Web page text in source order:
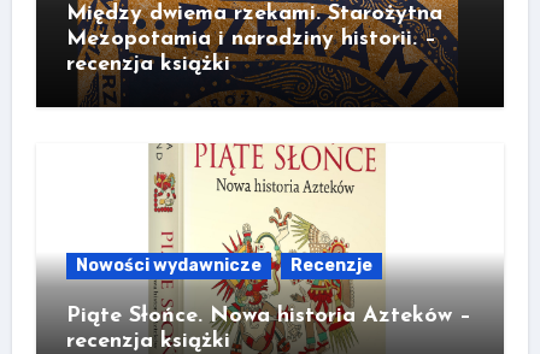
Między dwiema rzekami. Starożytna
Mezopotamia i narodziny historii. –
recenzja książki
Nowości wydawnicze Recenzje
Piąte Słońce. Nowa historia Azteków –
recenzja książki